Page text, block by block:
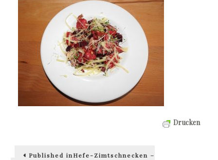
Drucken
Beitragsnavigation
Published inHefe-Zimtschnecken –